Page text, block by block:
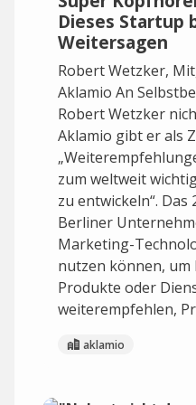
Dieses Startup
Weitersagen
Robert Wetzker,
Aklamio An
Robert Wetzker
Aklamio gibt er als
zum weltweit
zu entwickeln“.
Berliner
Marketing-
nutzen können, um
Produkte oder
weiterempfehlen,
aklamio